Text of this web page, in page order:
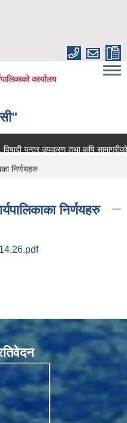
कार्यालय
यन्त्र उपकरण तथा कृषि सामाग्रीको
निर्णयहरु
निर्णयहरु